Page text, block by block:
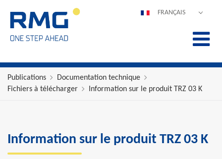
FRANÇAIS
ITALIANO
Publications
Documentation technique
Fichiers à télécharger
Information sur le produit TRZ 03 K
Information sur le produit TRZ 03 K